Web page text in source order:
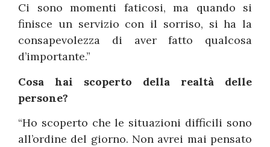
Ci sono momenti faticosi, ma quando si
finisce un servizio con il sorriso, si ha la
consapevolezza di aver fatto qualcosa
d’importante.”
Cosa hai scoperto della realtà delle
persone?
“Ho scoperto che le situazioni difficili sono
all’ordine del giorno. Non avrei mai pensato